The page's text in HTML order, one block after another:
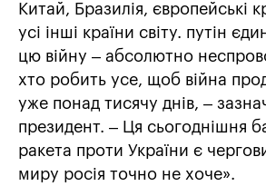
Китай, Бразилія, європейські
усі інші країни світу. путін
цю війну – абсолютно
хто робить усе, щоб війна
уже понад тисячу днів, –
президент. – Ця сьогоднішня
ракета проти України є
миру росія точно не хоче».